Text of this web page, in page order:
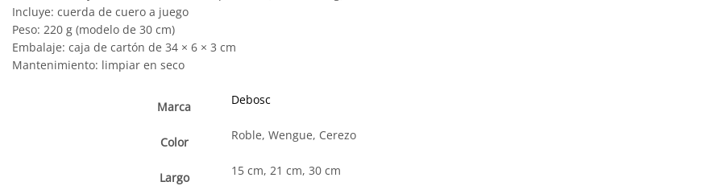
Incluye: cuerda de cuero a juego
Peso: 220 g (modelo de 30 cm)
Embalaje: caja de cartón de 34 × 6 × 3 cm
Mantenimiento: limpiar en seco
Marca Debosc
Color Roble, Wengue, Cerezo
Largo 15 cm, 21 cm, 30 cm